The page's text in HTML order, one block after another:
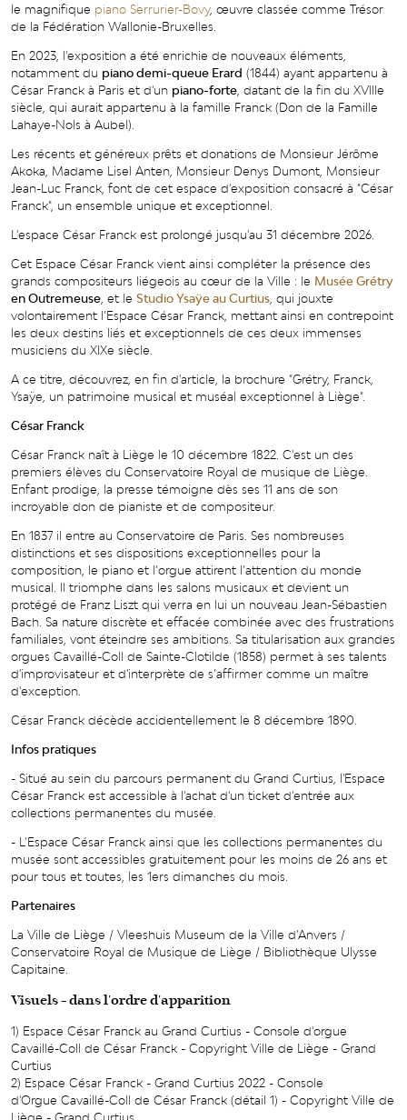
le magnifique piano Serrurier-Bovy, œuvre classée comme Trésor
de la Fédération Wallonie-Bruxelles.
En 2023, l'exposition a été enrichie de nouveaux éléments,
notamment du piano demi-queue Erard (1844) ayant appartenu à
César Franck à Paris et d'un piano-forte , datant de la fin du XVIIIe
siècle, qui aurait appartenu à la famille Franck (Don de la Famille
Lahaye-Nols à Aubel).
Les récents et généreux prêts et donations de Monsieur Jérôme
Akoka, Madame Lisel Anten, Monsieur Denys Dumont, Monsieur
Jean-Luc Franck, font de cet espace d'exposition consacré à "César
Franck", un ensemble unique et exceptionnel.
L'espace César Franck est prolongé jusqu'au 31 décembre 2026.
Cet Espace César Franck vient ainsi compléter la présence des
grands compositeurs liégeois au cœur de la Ville : le Musée Grétry
en Outremeuse , et le Studio Ysaÿe au Curtius , qui jouxte
volontairement l’Espace César Franck, mettant ainsi en contrepoint
les deux destins liés et exceptionnels de ces deux immenses
musiciens du XIXe siècle.
A ce titre, découvrez, en fin d'article, la brochure "Grétry, Franck,
Ysaÿe, un patrimoine musical et muséal exceptionnel à Liège".
César Franck
César Franck naît à Liège le 10 décembre 1822. C'est un des
premiers élèves du Conservatoire Royal de musique de Liège.
Enfant prodige, la presse témoigne dès ses 11 ans de son
incroyable don de pianiste et de compositeur.
En 1837 il entre au Conservatoire de Paris. Ses nombreuses
distinctions et ses dispositions exceptionnelles pour la
composition, le piano et l’orgue attirent l’attention du monde
musical. Il triomphe dans les salons musicaux et devient un
protégé de Franz Liszt qui verra en lui un nouveau Jean-Sébastien
Bach. Sa nature discrète et effacée combinée avec des frustrations
familiales, vont éteindre ses ambitions. Sa titularisation aux grandes
orgues Cavaillé-Coll de Sainte-Clotilde (1858) permet à ses talents
d'improvisateur et d'interprète de s’affirmer comme un maître
d'exception.
César Franck décède accidentellement le 8 décembre 1890.
Infos pratiques
- Situé au sein du parcours permanent du Grand Curtius, l'Espace
César Franck est accessible à l'achat d'un ticket d'entrée aux
collections permanentes du musée.
- L’Espace César Franck ainsi que les collections permanentes du
musée sont accessibles gratuitement pour les moins de 26 ans et
pour tous et toutes, les 1ers dimanches du mois.
Partenaires
La Ville de Liège / Vleeshuis Museum de la Ville d’Anvers /
Conservatoire Royal de Musique de Liège / Bibliothèque Ulysse
Capitaine.
Visuels - dans l'ordre d'apparition
1) Espace César Franck au Grand Curtius - Console d'orgue
Cavaillé-Coll de César Franck - Copyright Ville de Liège - Grand
Curtius
2) Espace César Franck - Grand Curtius 2022 - Console
d'Orgue Cavaillé-Coll de César Franck (détail 1) - Copyright Ville de